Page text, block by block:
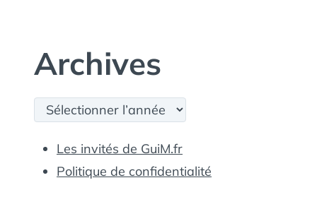
Archives
Archives
Les invités de GuiM.fr
Politique de confidentialité